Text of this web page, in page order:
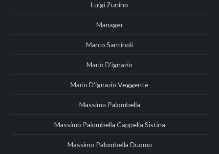
Luigi Zunino
Manager
Marco Santinoli
Mario D'ignazio
Mario D'ignazio Veggente
Massimo Palombella
Massimo Palombella Cappella Sistina
Massimo Palombella Duomo